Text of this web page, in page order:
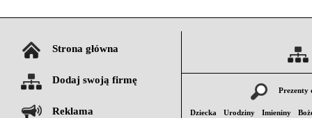
Strona główna
Dodaj swoją firmę
Reklama
Prezenty
Dziecka Urodziny Imieniny